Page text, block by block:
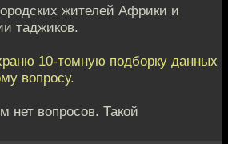
жителей Африки и
таджиков.
10-томную подборку данных
вопросу.
нет вопросов. Такой